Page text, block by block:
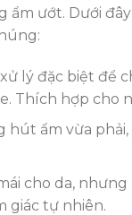
ẩm ướt. Dưới
lý đặc biệt để
Thích hợp cho
ẩm vừa
cho da,
giác tự nhiên.